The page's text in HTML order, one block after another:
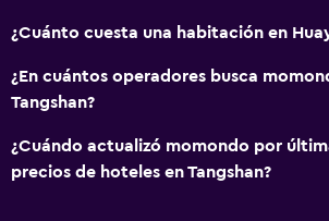
¿Cuánto cuesta una habitación en
¿En cuántos operadores busca
Tangshan?
¿Cuándo actualizó momondo por
precios de hoteles en Tangshan?